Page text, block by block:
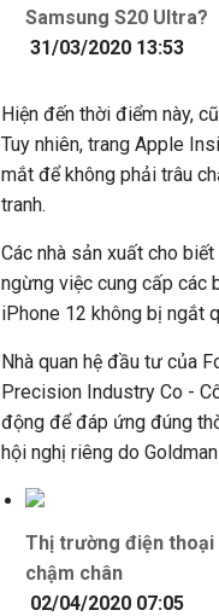
Samsung S20 Ultra?
31/03/2020 13:53
Hiện đến thời điểm này,
Tuy nhiên, trang Apple
mắt để không phải trâu
tranh.
Các nhà sản xuất cho
ngừng việc cung cấp các
iPhone 12 không bị ngắt
Nhà quan hệ đầu tư của
Precision Industry Co -
động để đáp ứng đúng
hội nghị riêng do
Thị trường điện thoại
chậm chân
02/04/2020 07:05